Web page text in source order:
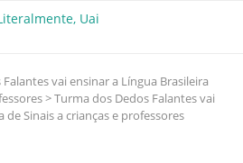
vai ensinar a Língua Brasileira
>Turma dos Dedos Falantes vai
de Sinais a crianças e professores